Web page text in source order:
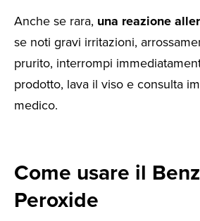
Anche se rara, una reazione
se noti gravi irritazioni,
prurito, interrompi
prodotto, lava il viso e consulta
medico.
Come usare il
Peroxide